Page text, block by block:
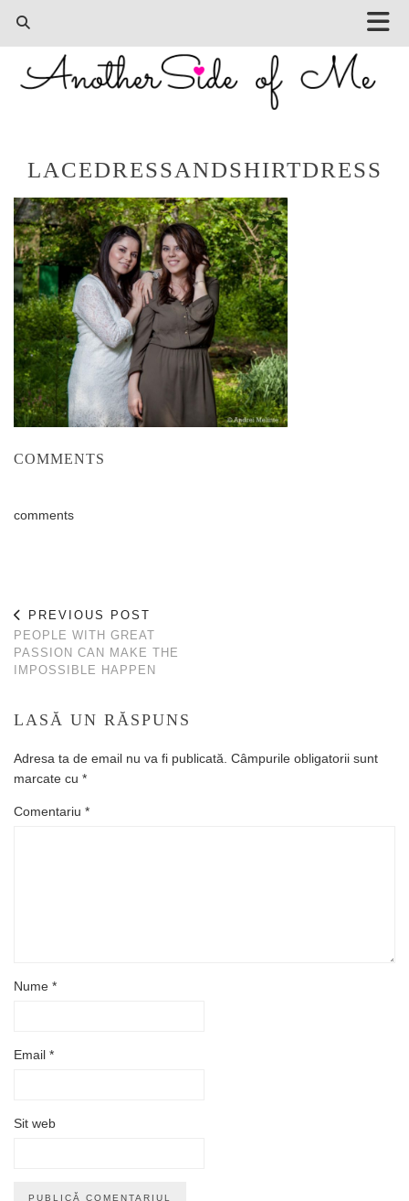
LACEDRESSANDSHIRTDRESS
COMMENTS
comments
PREVIOUS POST
PEOPLE WITH GREAT
PASSION CAN MAKE THE
IMPOSSIBLE HAPPEN
LASĂ UN RĂSPUNS
Adresa ta de email nu va fi publicată. Câmpurile obligatorii sunt
marcate cu *
Comentariu *
Nume *
Email *
Sit web